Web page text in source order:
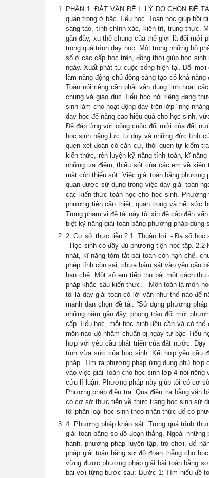
PHẦN 1. ĐẶT VẤN ĐỀ I. LÝ DO CHỌN ĐỀ
quan trọng ở bậc Tiểu học. Toán học giúp bồi
sáng tạo, tính chính xác, kiên trì, trung thực.
gần đây, xu thế chung của thế giới là đổi mới
trong quá trình dạy học. Một trong những bộ
số ở các cấp học trên, đồng thời giúp học sinh
ngày. Xuất phát từ cuộc sống hiện tại. Đổi
làm năng động chủ động sáng tạo có khả
Toán nói riêng cần phải vận dụng linh hoạt
chung và giáo dục Tiểu học nói riêng đang
sinh làm cho hoạt động dạy trên lớp "nhẹ
dạy học để nâng cao hiệu quả cho học sinh,
Để đáp ứng với công cuộc đổi mới của đất
học sinh năng lực tư duy và những đức tính
quen xét đoán có căn cứ, thói quen tự kiểm
kiến thức, rèn luyện kỹ năng tính toán, kĩ
những ưa điểm, thiếu sót của các em về
mặt còn thiếu sót. Việc giải toán bằng phương
quan được sử dụng trong việc dạy giải toán
các kiến thức toán học cho học sinh.
phương tiện cần thiết, quan trọng và hết sức
Trong phạm vi đề tài này tôi xin đề cập đến
biệt kỹ năng giải toán bằng phương pháp dùng
2. Cơ sở thực tiễn 2.1. Thuận lợi: - Đa số học
- Học sinh có đầy đủ phương tiện học tập. 2.2
nhát, kĩ năng tóm tắt bài toán còn hạn chế,
phép tính còn sai, chưa bám sát vào yêu cầu
hạn chế. Một số em tiếp thu bài một cách
pháp khắc sâu kiến thức. - Môn toán là môn
tôi là dạy giải toán có lời văn như thế nào để
mạnh dạn chọn đề tài: “Sử dụng phương
những năm gần đây, phong trào đổi mới
cấp Tiểu học, mỗi học sinh đều cần và có
môn nào đó nhằm chuẩn bị ngay từ bậc Tiểu
hợp với yêu cầu phát triển của đất nước.
tính vừa sức của học sinh. Kết hợp yêu cầu
pháp. Tìm ra phương pháp ứng dụng phù hợp
vào việc giải Toán cho học sinh lớp 4 nói
cứu lí luận: Phương pháp này giúp tôi có cơ
Phương pháp điều tra: Qua điều tra bằng văn
có cơ sở thực tiễn về thực trạng học sinh sử
tôi phân loại học sinh theo nhận thức để có
4. Phương pháp khảo sát: Trong quá trình
giải toán bằng so đồ đoạn thẳng. Ngoài
hành, phương pháp luyện tập, trò chơi, để
pháp giải toán bằng sơ đồ đoạn thẳng cho
vững được phương pháp giải bài toán bằng
bài với từng bước sau: Bước 1: Tìm hiểu đề